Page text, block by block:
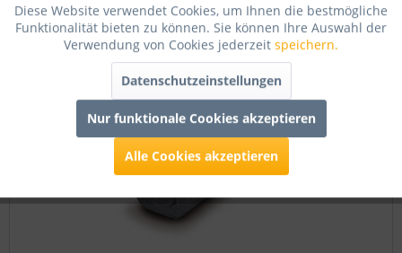
990,80 € *
Merken
Diese Website verwendet Cookies, um Ihnen die bestmögliche
Funktionalität bieten zu können. Sie können Ihre Auswahl der
Verwendung von Cookies jederzeit speichern.
Datenschutzeinstellungen
Nur funktionale Cookies akzeptieren
Alle Cookies akzeptieren